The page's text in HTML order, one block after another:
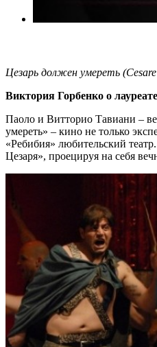
Цезарь должен умереть
Виктория Горбенко о
Паоло и Витторио Тавиани –
умереть» – кино не только
«Ребибия» любительский
Цезаря», проецируя на себя